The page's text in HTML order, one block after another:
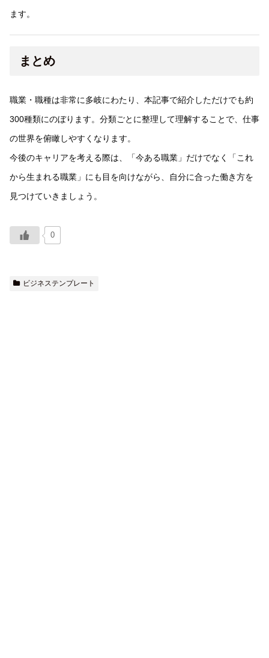
ます。
まとめ
職業・職種は非常に多岐にわたり、本記事で紹介しただけでも約
300種類にのぼります。分類ごとに整理して理解することで、仕事
の世界を俯瞰しやすくなります。
今後のキャリアを考える際は、「今ある職業」だけでなく「これ
から生まれる職業」にも目を向けながら、自分に合った働き方を
見つけていきましょう。
0
ビジネステンプレート